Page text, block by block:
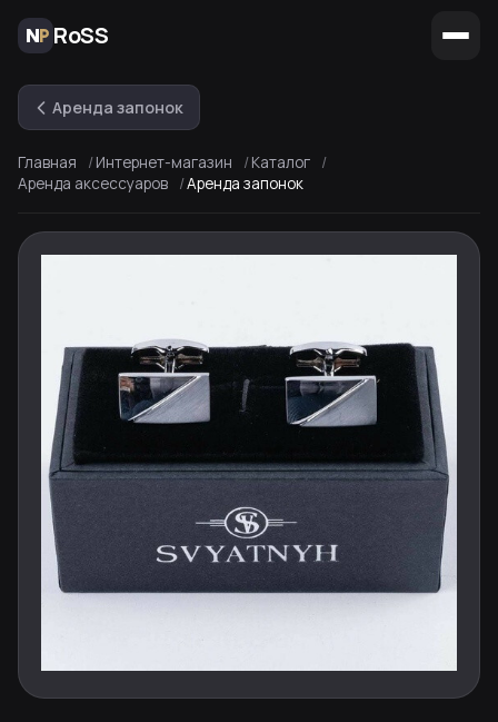
RoSS
Аренда запонок
Главная Интернет-магазин
Каталог
Аренда аксессуаров
Аренда запонок